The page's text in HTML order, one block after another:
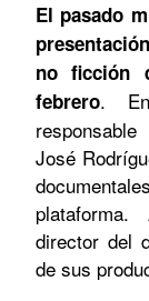
El pasado
no ficción
febrero.
José
director del
de sus